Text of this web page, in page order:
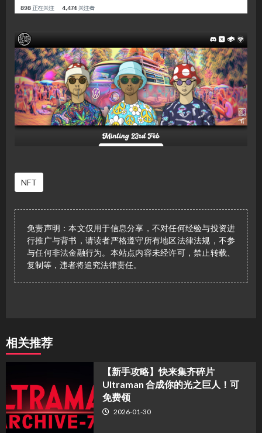
NFT
免责声明：本文仅用于信息分享，不对任何经验与投资进
行推广与背书，请读者严格遵守所有地区法律法规，不参
与任何非法金融行为。本站点内容未经许可，禁止转载、
复制等，违者将追究法律责任。
相关推荐
【新手攻略】快来集齐碎片
Ultraman 合成你的光之巨人！可
免费领
2026-01-30